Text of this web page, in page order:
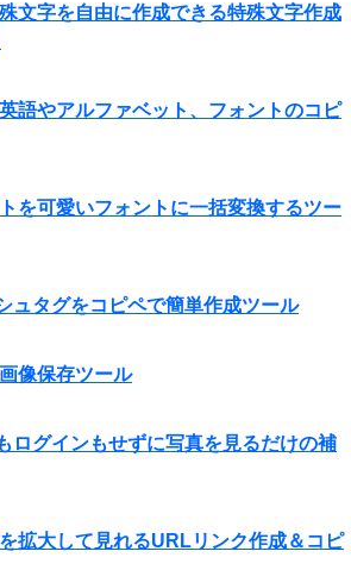
文字を自由に作成できる特殊文字作成
語やアルファベット、フォントのコピ
を可愛いフォントに一括変換するツー
ュタグをコピペで簡単作成ツール
像保存ツール
ログインもせずに写真を見るだけの補
拡大して見れるURLリンク作成＆コピ